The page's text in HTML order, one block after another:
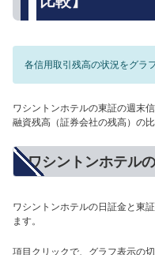
各信用取引残高の状況をグラ
ワシントンホテルの東証の週末
融資残高（証券会社の残高）の比
ワシントンホテル
ワシントンホテルの日証金と東
ます。
項目クリックで、グラフ表示の